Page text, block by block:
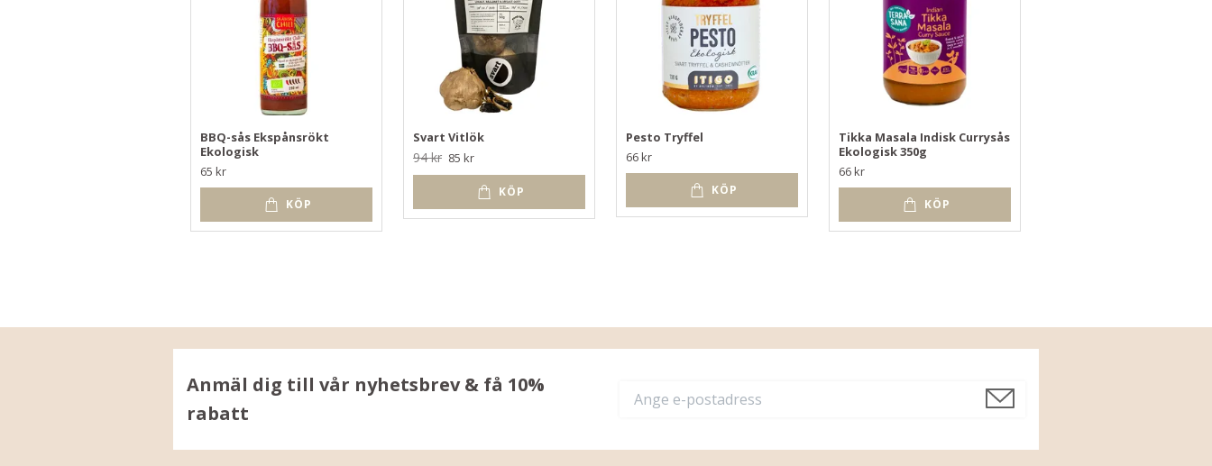
BBQ-sås Ekspånsrökt
Ekologisk
65 kr
KÖP
Svart Vitlök
94 kr 85 kr
KÖP
Pesto Tryffel
66 kr
KÖP
Tikka Masala Indisk Currysås
Ekologisk 350g
66 kr
KÖP
Anmäl dig till vår nyhetsbrev & få 10%
rabatt